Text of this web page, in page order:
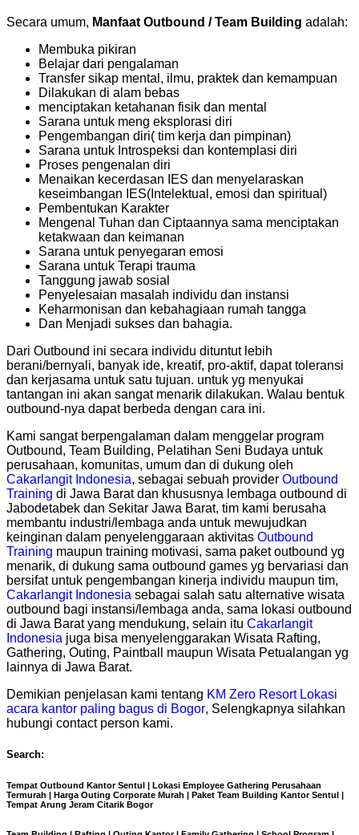
Secara umum, Manfaat Outbound / Team Building adalah:
Membuka pikiran
Belajar dari pengalaman
Transfer sikap mental, ilmu, praktek dan kemampuan
Dilakukan di alam bebas
menciptakan ketahanan fisik dan mental
Sarana untuk meng eksplorasi diri
Pengembangan diri( tim kerja dan pimpinan)
Sarana untuk Introspeksi dan kontemplasi diri
Proses pengenalan diri
Menaikan kecerdasan IES dan menyelaraskan
keseimbangan IES(Intelektual, emosi dan spiritual)
Pembentukan Karakter
Mengenal Tuhan dan Ciptaannya sama menciptakan
ketakwaan dan keimanan
Sarana untuk penyegaran emosi
Sarana untuk Terapi trauma
Tanggung jawab sosial
Penyelesaian masalah individu dan instansi
Keharmonisan dan kebahagiaan rumah tangga
Dan Menjadi sukses dan bahagia.
Dari Outbound ini secara individu dituntut lebih
berani/bernyali, banyak ide, kreatif, pro-aktif, dapat toleransi
dan kerjasama untuk satu tujuan. untuk yg menyukai
tantangan ini akan sangat menarik dilakukan. Walau bentuk
outbound-nya dapat berbeda dengan cara ini.
Kami sangat berpengalaman dalam menggelar program
Outbound, Team Building, Pelatihan Seni Budaya untuk
perusahaan, komunitas, umum dan di dukung oleh
Cakarlangit Indonesia, sebagai sebuah provider Outbound
Training di Jawa Barat dan khususnya lembaga outbound di
Jabodetabek dan Sekitar Jawa Barat, tim kami berusaha
membantu industri/lembaga anda untuk mewujudkan
keinginan dalam penyelenggaraan aktivitas Outbound
Training maupun training motivasi, sama paket outbound yg
menarik, di dukung sama outbound games yg bervariasi dan
bersifat untuk pengembangan kinerja individu maupun tim,
Cakarlangit Indonesia sebagai salah satu alternative wisata
outbound bagi instansi/lembaga anda, sama lokasi outbound
di Jawa Barat yang mendukung, selain itu Cakarlangit
Indonesia juga bisa menyelenggarakan Wisata Rafting,
Gathering, Outing, Paintball maupun Wisata Petualangan yg
lainnya di Jawa Barat.
Demikian penjelasan kami tentang KM Zero Resort Lokasi
acara kantor paling bagus di Bogor, Selengkapnya silahkan
hubungi contact person kami.
Search:
Tempat Outbound Kantor Sentul | Lokasi Employee Gathering Perusahaan
Termurah | Harga Outing Corporate Murah | Paket Team Building Kantor Sentul |
Tempat Arung Jeram Citarik Bogor